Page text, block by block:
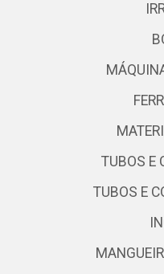
TUBOS E
TUBOS E